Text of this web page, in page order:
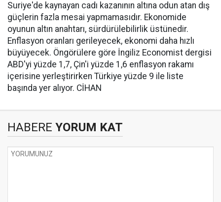
Suriye'de kaynayan cadı kazanının altına odun atan dış
güçlerin fazla mesai yapmamasıdır. Ekonomide
oyunun altın anahtarı, sürdürülebilirlik üstünedir.
Enflasyon oranları gerileyecek, ekonomi daha hızlı
büyüyecek. Öngörülere göre İngiliz Economist dergisi
ABD'yi yüzde 1,7, Çin'i yüzde 1,6 enflasyon rakamı
içerisine yerleştirirken Türkiye yüzde 9 ile liste
başında yer alıyor. CİHAN
HABERE YORUM KAT